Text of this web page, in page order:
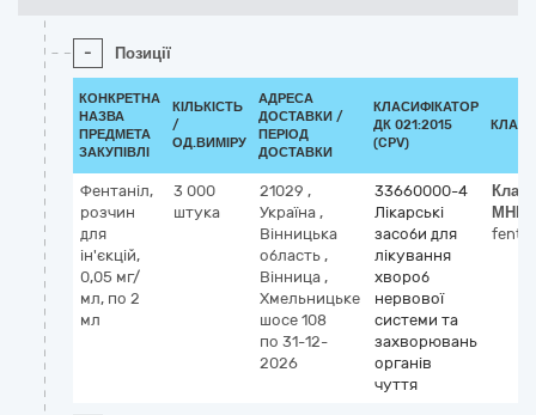
- Позиції
КОНКРЕТНА
НАЗВА
ПРЕДМЕТА
ЗАКУПІВЛІ
КІЛЬКІСТЬ
/
ОД.ВИМІРУ
АДРЕСА
ДОСТАВКИ /
ПЕРІОД
ДОСТАВКИ
КЛАСИФІКАТОР
ДК 021:2015
(CPV)
Фентаніл,
розчин
для
ін'єкцій,
0,05 мг/
мл, по 2
мл
3 000
штука
21029 ,
Україна ,
Вінницька
область ,
Вінница ,
Хмельницьке
шосе 108
по 31-12-
2026
33660000-4
Лікарські
засоби для
лікування
хвороб
нервової
системи та
захворювань
органів
чуття
МНН